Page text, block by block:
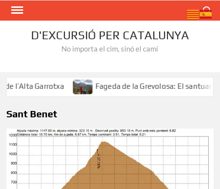
Skip
D'EXCURSIÓ PER CATALUNYA
No importa el cim, sinó el camí
Garrotxa Fageda de la Grevolosa: El santuari
Sant Benet